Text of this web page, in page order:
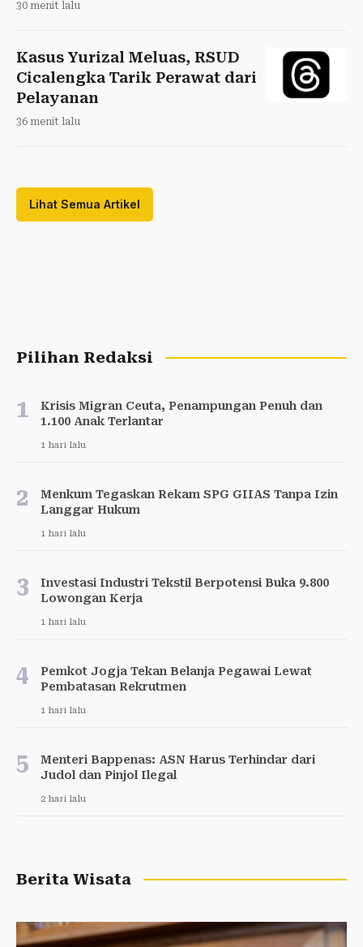
30 menit lalu
Kasus Yurizal Meluas, RSUD
Cicalengka Tarik Perawat dari
Pelayanan
36 menit lalu
Lihat Semua Artikel
Pilihan Redaksi
1
Krisis Migran Ceuta, Penampungan Penuh dan
1.100 Anak Terlantar
1 hari lalu
2
Menkum Tegaskan Rekam SPG GIIAS Tanpa Izin
Langgar Hukum
1 hari lalu
3
Investasi Industri Tekstil Berpotensi Buka 9.800
Lowongan Kerja
1 hari lalu
4
Pemkot Jogja Tekan Belanja Pegawai Lewat
Pembatasan Rekrutmen
1 hari lalu
5
Menteri Bappenas: ASN Harus Terhindar dari
Judol dan Pinjol Ilegal
2 hari lalu
Berita Wisata